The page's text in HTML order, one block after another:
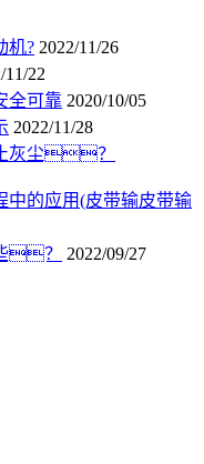
机? 2022/11/26
11/22
全可靠 2020/10/05
2022/11/28
灰尘？
中的应用(皮带输皮带输
？
2022/09/27